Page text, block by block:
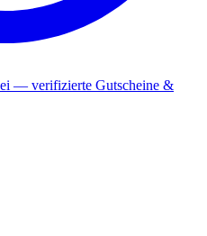
— verifizierte Gutscheine &